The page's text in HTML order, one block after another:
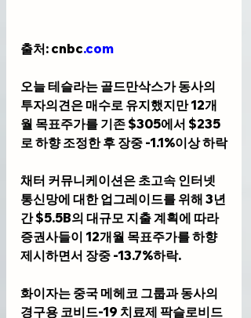
출처: cnbc.com
오늘 테슬라는 골드만삭스가 동사의
투자의견은 매수로 유지했지만 12개
월 목표주가를 기존 $305에서 $235
로 하향 조정한 후 장중 -1.1%이상 하락
채터 커뮤니케이션은 초고속 인터넷
통신망에 대한 업그레이드를 위해 3년
간 $5.5B의 대규모 지출 계획에 따라
증권사들이 12개월 목표주가를 하향
제시하면서 장중 -13.7%하락.
화이자는 중국 메헤코 그룹과 동사의
경구용 코비드-19 치료제 팍슬로비드